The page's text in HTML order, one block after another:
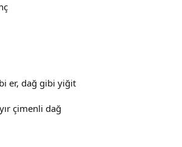
er, dağ gibi yiğit
çimenli dağ